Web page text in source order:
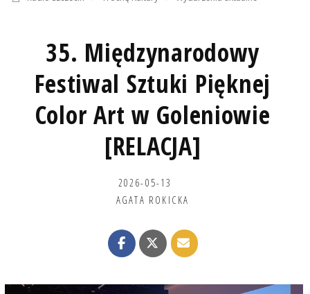
35. Międzynarodowy
Festiwal Sztuki Pięknej
Color Art w Goleniowie
[RELACJA]
2026-05-13
AGATA ROKICKA